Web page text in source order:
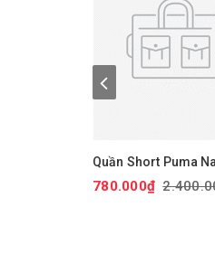
Quần Short Puma
Chính Hãng - 101
Golf Shorts - Màu
780.000₫